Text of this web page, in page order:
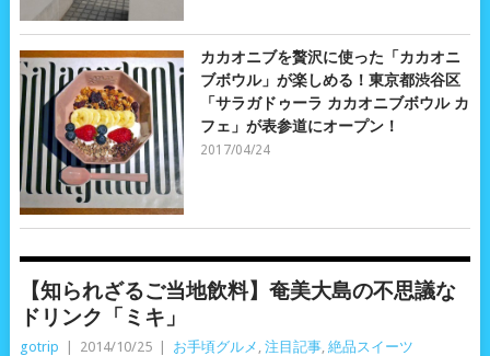
カカオニブを贅沢に使った「カカオニ
ブボウル」が楽しめる！東京都渋谷区
「サラガドゥーラ カカオニブボウル カ
フェ」が表参道にオープン！
2017/04/24
【知られざるご当地飲料】奄美大島の不思議な
ドリンク「ミキ」
gotrip 2014/10/25 お手頃グルメ , 注目記事, 絶品スイーツ